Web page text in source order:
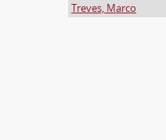
Treves, Marco